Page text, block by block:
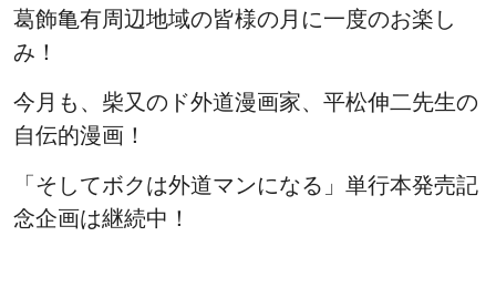
葛飾亀有周辺地域の皆様の月に一度のお楽し
み！
今月も、柴又のド外道漫画家、平松伸二先生の
自伝的漫画！
「そしてボクは外道マンになる」単行本発売記
念企画は継続中！